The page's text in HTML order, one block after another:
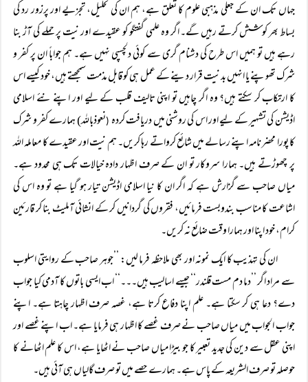
جہاں تک ان کے جعلی مذہبی علوم کا تعلق ہے، ہم ان کی تحلیل، تجزیے اور پرزور رد کی
بساط بھر کوشش کرتے رہیں گے۔ اگر وہ علمی گفتگو کو عقیدے اور نیت پر حملے کی آڑ بنا
رہے ہیں تو ہمیں اس طرح کی دشنام گری سے کوئی دلچسپی نہیں ہے۔ ہم جواباً ان پر کفر و
شرک تھوپنے یا انہیں بدنیت قرار دینے کے عمل ہی کو قابل مذمت سمجھتے ہیں، خود کیسے اس
کا ارتکاب کر سکتے ہیں؟ وہ اگر چاہیں تو اپنی تالیف قلب کے لیے اور اپنے نئے اسلامی
اڈیشن کی تشہیر کے لیے اور اس کی روشنی میں دریافت کردہ (نعوذباللہ) ہمارے کفر و شرک
کا پورا محضر نامہ اپنے رسالے میں شائع کرواتے رہا کریں۔ ہم نیت اور عقیدے کا معاملہ اللہ
پر چھوڑتے ہیں۔ ہمارا سروکار تو ان کے صرف اظہار دادہ خیالات تک ہی محدود ہے۔
میاں صاحب سے گزارش ہے کہ اگر ان کا نیا اسلامی اڈیشن تیار ہو گیا ہے تو وہ اس کی
اشاعت کا مناسب بندوبست فرمائیں، فقروں کی گردانیں کر کے انشائی آملیٹ بنا کر قارئین
کرام، خود اپنا اور ہمارا وقت ضائع نہ کریں۔
ان کی تہذیب کا ایک نمونہ اور بھی ملاحظہ فرما لیں: ’’جوہر صاحب کے روایتی اسلوب
سے مراد اگر ’’دما دم مست قلندر‘‘ جیسے اسالیب ہیں۔۔۔‘‘ اب ایسی باتوں کا آدمی کیا جواب
دے؟ دعا ہی کر سکتا ہے۔ علم اپنا دفاع کرتا ہے، غصہ صرف اظہار چاہتا ہے۔ اپنے
جواب الجواب میں میاں صاحب نے صرف غصے کا اظہار ہی فرمایا ہے۔ اب اپنے غصے اور
اپنی عقل سے دین کی جدید تعبیر کا جو بیڑا میاں صاحب نے اٹھایا ہے، اس کا علم اٹھانے کا
حوصلہ تو صرف الشریعہ کے پاس ہے۔ ہمارے حصے میں تو صرف گالیاں ہی آئی ہیں۔